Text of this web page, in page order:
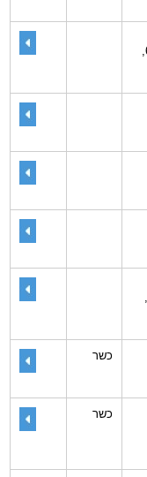
כשר
כשר